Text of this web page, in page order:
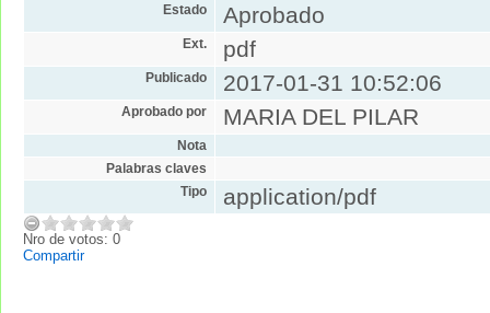
Estado Aprobado
Ext. pdf
Publicado 2017-01-31 10:52:06
Aprobado por MARIA DEL PILAR
Nota
Palabras claves
Tipo
application/pdf
Nro de votos: 0
Compartir